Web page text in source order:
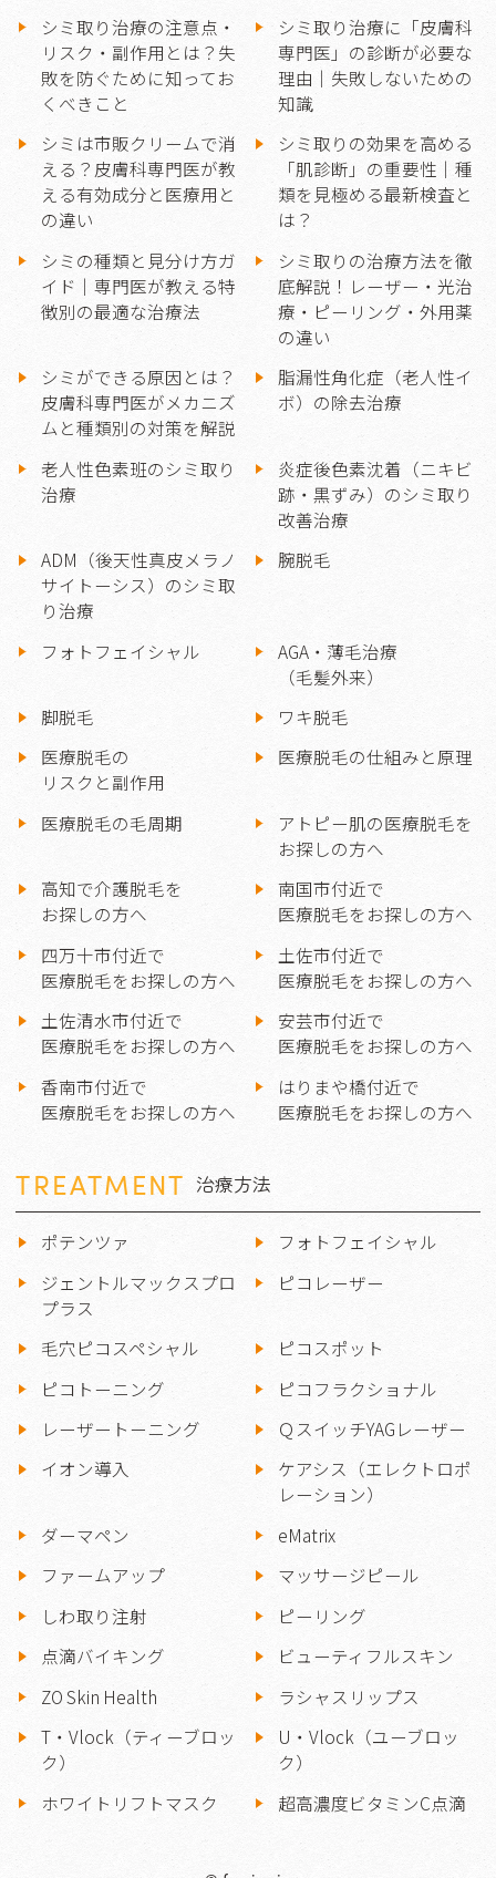
シミ取り治療の注意点・
リスク・副作用とは？失
敗を防ぐために知ってお
くべきこと
シミ取り治療に「皮膚科
専門医」の診断が必要な
理由｜失敗しないための
知識
シミは市販クリームで消
える？皮膚科専門医が教
える有効成分と医療用と
の違い
シミ取りの効果を高める
「肌診断」の重要性｜種
類を見極める最新検査と
は？
シミの種類と見分け方ガ
イド｜専門医が教える特
徴別の最適な治療法
シミ取りの治療方法を徹
底解説！レーザー・光治
療・ピーリング・外用薬
の違い
シミができる原因とは？
皮膚科専門医がメカニズ
ムと種類別の対策を解説
脂漏性角化症（老人性イ
ボ）の除去治療
老人性色素班のシミ取り
治療
炎症後色素沈着（ニキビ
跡・黒ずみ）のシミ取り
改善治療
ADM（後天性真皮メラノ
サイトーシス）のシミ取
り治療
腕脱毛
フォトフェイシャル
AGA・薄毛治療
（毛髪外来）
脚脱毛
ワキ脱毛
医療脱毛の
リスクと副作用
医療脱毛の仕組みと原理
医療脱毛の毛周期
アトピー肌の医療脱毛を
お探しの方へ
高知で介護脱毛を
お探しの方へ
南国市付近で
医療脱毛をお探しの方へ
四万十市付近で
医療脱毛をお探しの方へ
土佐市付近で
医療脱毛をお探しの方へ
土佐清水市付近で
医療脱毛をお探しの方へ
安芸市付近で
医療脱毛をお探しの方へ
香南市付近で
医療脱毛をお探しの方へ
はりまや橋付近で
医療脱毛をお探しの方へ
TREATMENT 治療方法
ポテンツァ
フォトフェイシャル
ジェントルマックスプロ
プラス
ピコレーザー
毛穴ピコスペシャル
ピコスポット
ピコトーニング
ピコフラクショナル
レーザートーニング
ＱスイッチYAGレーザー
イオン導入
ケアシス（エレクトロポ
レーション）
ダーマペン
eMatrix
ファームアップ
マッサージピール
しわ取り注射
ピーリング
点滴バイキング
ビューティフルスキン
ZO Skin Health
ラシャスリップス
T・Vlock（ティーブロッ
ク）
U・Vlock（ユーブロッ
ク）
ホワイトリフトマスク
超高濃度ビタミンC点滴